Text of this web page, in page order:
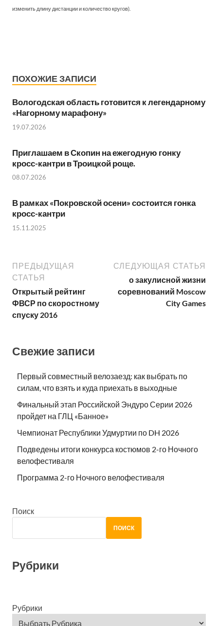
изменить длину дистанции и количество кругов).
ПОХОЖИЕ ЗАПИСИ
Вологодская область готовится к легендарному
«Нагорному марафону»
19.07.2026
Приглашаем в Скопин на ежегодную гонку
кросс-кантри в Троицкой роще.
08.07.2026
В рамках «Покровской осени» состоится гонка
кросс-кантри
15.11.2025
ПРЕДЫДУЩАЯ
СТАТЬЯ
Открытый рейтинг
ФВСР по скоростному
спуску 2016
СЛЕДУЮЩАЯ СТАТЬЯ
о закулисной жизни
соревнований Moscow
City Games
Свежие записи
Первый совместный велозаезд: как выбрать по
силам, что взять и куда приехать в выходные
Финальный этап Российской Эндуро Серии 2026
пройдет на ГЛЦ «Банное»
Чемпионат Республики Удмуртии по DH 2026
Подведены итоги конкурса костюмов 2-го Ночного
велофестиваля
Программа 2-го Ночного велофестиваля
Поиск
ПОИСК
Рубрики
Рубрики